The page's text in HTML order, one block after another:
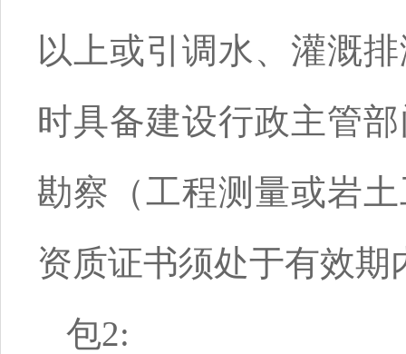
以上或引调水、灌溉
时具备建设行政主管
勘察（工程测量或岩
资质证书须处于有效期
包2: